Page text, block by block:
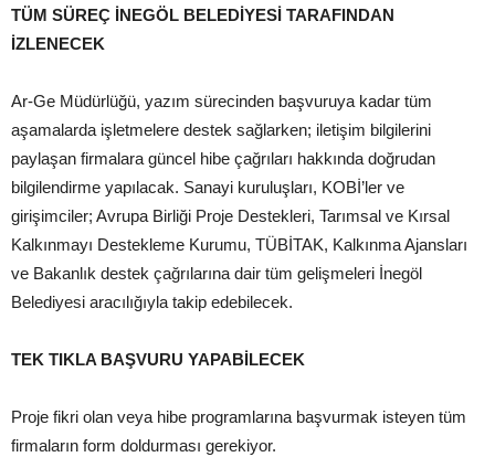
TÜM SÜREÇ İNEGÖL BELEDİYESİ TARAFINDAN
İZLENECEK
Ar-Ge Müdürlüğü, yazım sürecinden başvuruya kadar tüm
aşamalarda işletmelere destek sağlarken; iletişim bilgilerini
paylaşan firmalara güncel hibe çağrıları hakkında doğrudan
bilgilendirme yapılacak. Sanayi kuruluşları, KOBİ’ler ve
girişimciler; Avrupa Birliği Proje Destekleri, Tarımsal ve Kırsal
Kalkınmayı Destekleme Kurumu, TÜBİTAK, Kalkınma Ajansları
ve Bakanlık destek çağrılarına dair tüm gelişmeleri İnegöl
Belediyesi aracılığıyla takip edebilecek.
TEK TIKLA BAŞVURU YAPABİLECEK
Proje fikri olan veya hibe programlarına başvurmak isteyen tüm
firmaların form doldurması gerekiyor.